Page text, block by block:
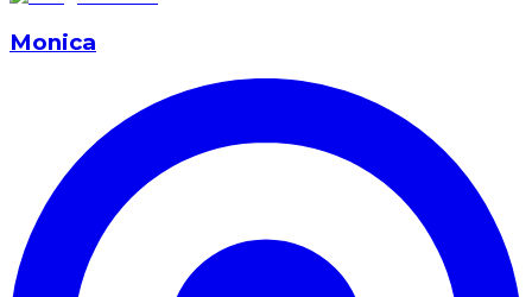
Monica